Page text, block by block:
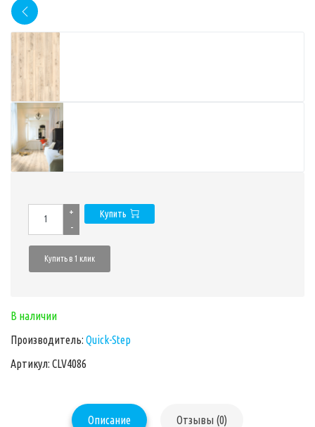
+
-
Купить
Купить в 1 клик
В наличии
Производитель: Quick-Step
Артикул: CLV4086
Описание Отзывы (0)